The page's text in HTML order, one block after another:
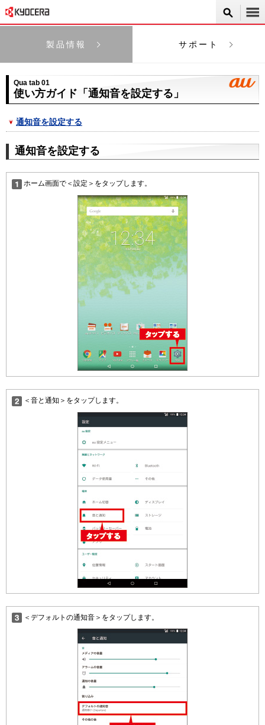
製品情報 サポート
Qua tab 01
使い方ガイド「通知音を設定する」
通知音を設定する
通知音を設定する
ホーム画面で＜設定＞をタップします。
＜音と通知＞をタップします。
＜デフォルトの通知音＞をタップします。